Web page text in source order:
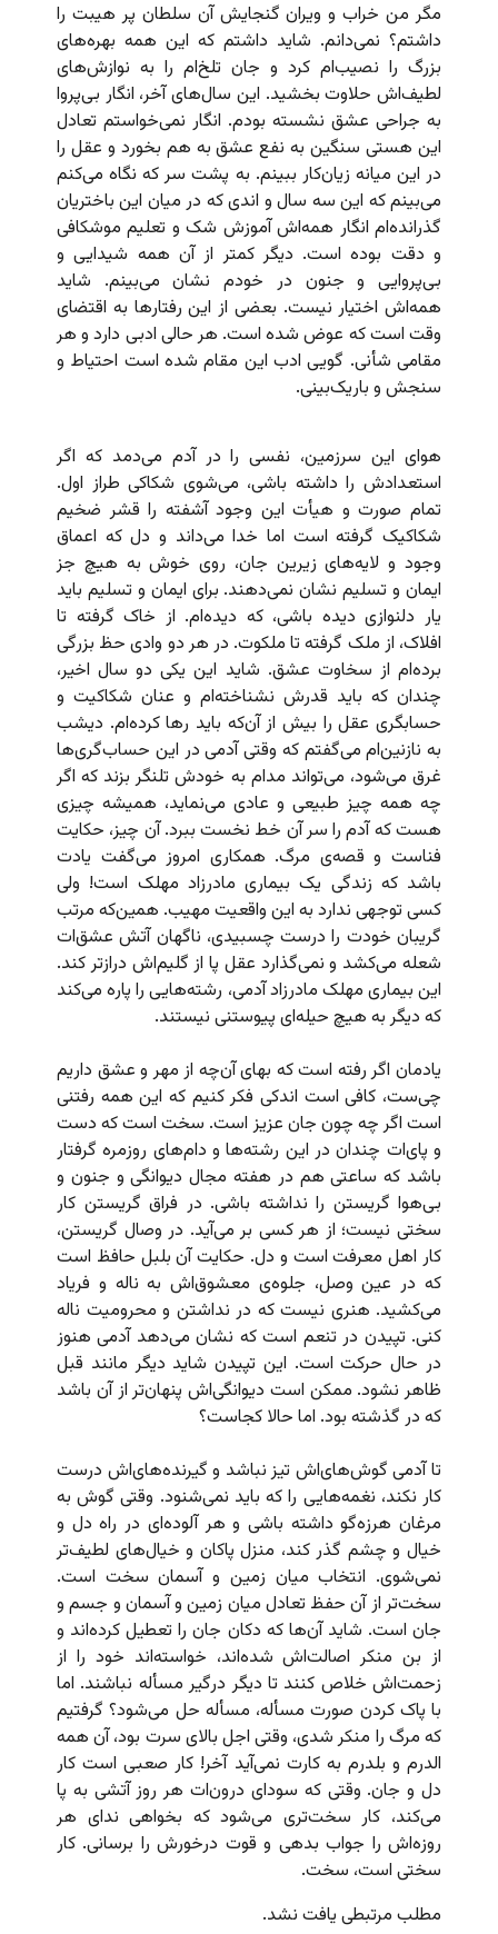
مگر من خراب و ویران گنجایش آن‌ سلطان پر هیبت را
داشتم؟ نمی‌دانم. شاید داشتم که این همه بهره‌های
بزرگ را نصیب‌ام کرد و جان تلخ‌ام را به نوازش‌های
لطیف‌اش حلاوت بخشید. این سال‌های آخر، انگار بی‌پروا
به جراحی عشق نشسته بودم. انگار نمی‌خواستم تعادل
این هستی سنگین به نفع عشق به هم بخورد و عقل را
در این میانه زیان‌کار ببینم. به پشت سر که نگاه می‌کنم
می‌بینم که این سه سال و اندی که در میان این باختریان
گذرانده‌ام انگار همه‌اش آموزش شک و تعلیم موشکافی
و دقت بوده است. دیگر کمتر از آن همه شیدایی و
بی‌پروایی و جنون در خودم نشان می‌بینم. شاید
همه‌اش اختیار نیست. بعضی از این رفتارها به اقتضای
وقت است که عوض شده است. هر حالی ادبی دارد و هر
مقامی شأنی. گویی ادب این مقام شده است احتیاط و
سنجش و باریک‌بینی.
هوای این سرزمین، نفسی را در آدم می‌دمد که اگر
استعدادش را داشته باشی، می‌شوی شکاکی طراز اول.
تمام صورت و هیأت این وجود آشفته را قشر ضخیم
شکاکیک گرفته است اما خدا می‌داند و دل که اعماق
وجود و لایه‌های زیرین جان، روی خوش به هیچ جز
ایمان و تسلیم نشان نمی‌دهند. برای ایمان و تسلیم باید
یار دلنوازی دیده باشی، که دیده‌ام. از خاک گرفته تا
افلاک، از ملک گرفته تا ملکوت. در هر دو وادی حظ بزرگی
برده‌ام از سخاوت عشق. شاید این یکی دو سال اخیر،
چندان که باید قدرش نشناخته‌ام و عنان شکاکیت و
حسابگری عقل را بیش از آن‌که باید رها کرده‌ام. دیشب
به نازنین‌ام می‌گفتم که وقتی آدمی در این حساب‌گری‌ها
غرق می‌شود، می‌تواند مدام به خودش تلنگر بزند که اگر
چه همه چیز طبیعی و عادی می‌نماید، همیشه چیزی
هست که آدم را سر آن خط نخست ببرد. آن چیز، حکایت
فناست و قصه‌ی مرگ. همکاری امروز می‌گفت یادت
باشد که زندگی یک بیماری مادرزاد مهلک است! ولی
کسی توجهی ندارد به این واقعیت مهیب. همین‌که مرتب
گریبان خودت را درست چسبیدی، ناگهان آتش عشق‌ات
شعله می‌کشد و نمی‌گذارد عقل پا از گلیم‌اش درازتر کند.
این بیماری مهلک مادرزاد آدمی، رشته‌هایی را پاره می‌کند
که دیگر به هیچ حیله‌ای پیوستنی نیستند.
یادمان اگر رفته است که بهای آن‌چه از مهر و عشق داریم
چی‌ست، کافی است اندکی فکر کنیم که این همه رفتنی
است اگر چه چون جان عزیز است. سخت است که دست
و پای‌ات چندان در این رشته‌ها و دام‌های روزمره گرفتار
باشد که ساعتی هم در هفته مجال دیوانگی و جنون و
بی‌هوا گریستن را نداشته باشی. در فراق گریستن کار
سختی نیست؛ از هر کسی بر می‌آید. در وصال گریستن،
کار اهل معرفت است و دل. حکایت آن بلبل حافظ است
که در عین وصل،‌ جلوه‌ی معشوق‌اش به ناله و فریاد
می‌کشید. هنری نیست که در نداشتن و محرومیت ناله
کنی. تپیدن در تنعم است که نشان می‌دهد آدمی هنوز
در حال حرکت است. این تپیدن شاید دیگر مانند قبل
ظاهر نشود. ممکن است دیوانگی‌اش پنهان‌تر از آن باشد
که در گذشته بود. اما حالا کجاست؟
تا آدمی گوش‌های‌اش تیز نباشد و گیرنده‌های‌اش درست
کار نکند، نغمه‌هایی را که باید نمی‌شنود. وقتی گوش به
مرغان هرزه‌گو داشته باشی و هر آلوده‌ای در راه دل و
خیال و چشم گذر کند، منزل پاکان و خیال‌های لطیف‌تر
نمی‌شوی. انتخاب میان زمین و آسمان سخت است.
سخت‌تر از آن حفظ تعادل میان زمین و آسمان و جسم و
جان است. شاید آن‌ها که دکان جان را تعطیل کرده‌اند و
از بن منکر اصالت‌اش شده‌اند، خواسته‌اند خود را از
زحمت‌اش خلاص کنند تا دیگر درگیر مسأله نباشند. اما
با پاک کردن صورت مسأله، مسأله حل می‌شود؟ گرفتیم
که مرگ را منکر شدی، وقتی اجل بالای سرت بود، آن همه
الدرم و بلدرم به کارت نمی‌آید آخر! کار صعبی است کار
دل و جان. وقتی که سودای درون‌ات هر روز آتشی به پا
می‌کند، کار سخت‌تری می‌شود که بخواهی ندای‌ هر
روزه‌اش را جواب بدهی و قوت درخورش را برسانی. کار
سختی است، سخت.
مطلب مرتبطی یافت نشد.